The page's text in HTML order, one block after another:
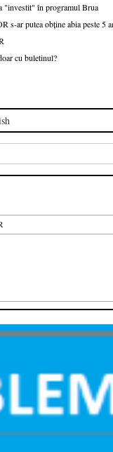
"investit" în programul Brua
s-ar putea obține abia peste 5
cu buletinul?